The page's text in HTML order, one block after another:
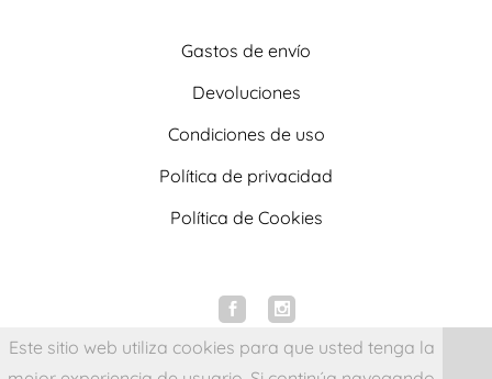
Gastos de envío
Devoluciones
Condiciones de uso
Política de privacidad
Política de Cookies
Este sitio web utiliza cookies para que usted tenga la